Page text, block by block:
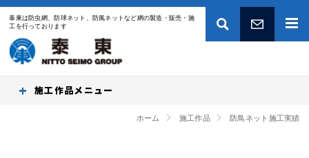
泰東は防虫網、防球ネット、防風ネットなど網の製造・販売・施
工を行っております
施工作品
ホーム 施工作品 防鳥ネット施工実績